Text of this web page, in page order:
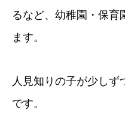
るなど、幼稚園・保育
ます。
人見知りの子が少し
です。